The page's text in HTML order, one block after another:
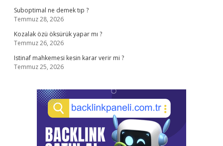
Suboptimal ne demek tıp ?
Temmuz 28, 2026
Kozalak özü öksürük yapar mı ?
Temmuz 26, 2026
Istinaf mahkemesi kesin karar verir mi ?
Temmuz 25, 2026